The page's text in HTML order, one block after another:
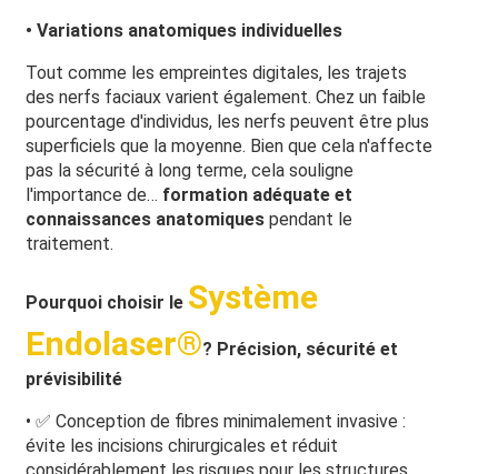
• Variations anatomiques individuelles
Tout comme les empreintes digitales, les trajets
des nerfs faciaux varient également. Chez un faible
pourcentage d'individus, les nerfs peuvent être plus
superficiels que la moyenne. Bien que cela n'affecte
pas la sécurité à long terme, cela souligne
l'importance de… formation adéquate et
connaissances anatomiques pendant le
traitement.
Pourquoi choisir le Système
Endolaser®? Précision, sécurité et
prévisibilité
• ✅ Conception de fibres minimalement invasive :
évite les incisions chirurgicales et réduit